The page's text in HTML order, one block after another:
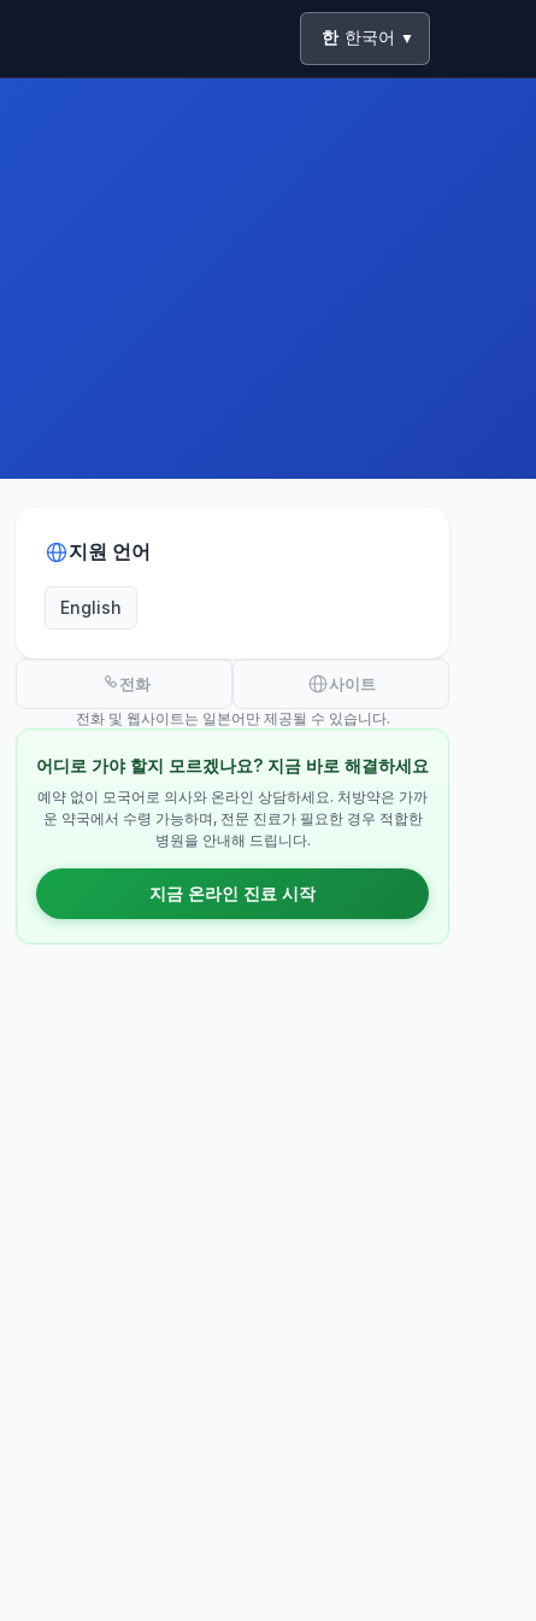
한 한국어 ▼
지원 언어
English
전화 사이트
전화 및 웹사이트는 일본어만 제공될 수 있습니다.
어디로 가야 할지 모르겠나요? 지금 바로 해결하세요
예약 없이 모국어로 의사와 온라인 상담하세요. 처방약은 가까
운 약국에서 수령 가능하며, 전문 진료가 필요한 경우 적합한
병원을 안내해 드립니다.
지금 온라인 진료 시작